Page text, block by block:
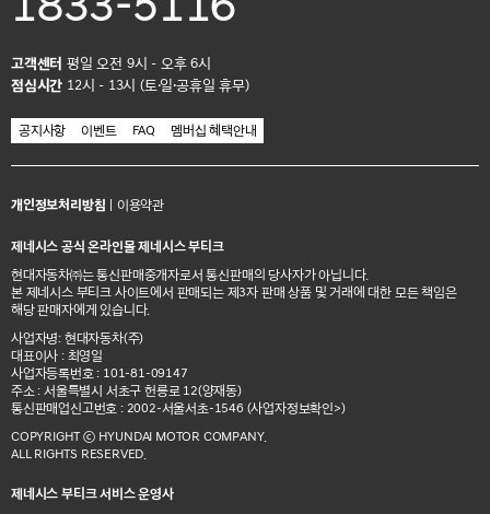
고객센터 평일 오전 9시 - 오후 6시
점심시간 12시 - 13시 (토·일·공휴일 휴무)
공지사항 이벤트 FAQ 멤버십 혜택안내
개인정보처리방침 이용약관
제네시스 공식 온라인몰 제네시스 부티크
현대자동차㈜는 통신판매중개자로서 통신판매의 당사자가 아닙니다.
본 제네시스 부티크 사이트에서 판매되는 제3자 판매 상품 및 거래에 대한 모든 책임은
해당 판매자에게 있습니다.
사업자명: 현대자동차(주)
대표이사 : 최영일
사업자등록번호 : 101-81-09147
주소 : 서울특별시 서초구 헌릉로 12(양재동)
통신판매업신고번호 : 2002-서울서초-1546 (사업자정보확인>)
COPYRIGHT ⓒ HYUNDAI MOTOR COMPANY.
ALL RIGHTS RESERVED.
제네시스 부티크 서비스 운영사